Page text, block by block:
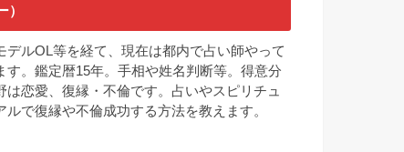
）
デルOL等を経て、現在は都内で占い師やって
す。鑑定暦15年。手相や姓名判断等。得意分
は恋愛、復縁・不倫です。占いやスピリチュ
ルで復縁や不倫成功する方法を教えます。